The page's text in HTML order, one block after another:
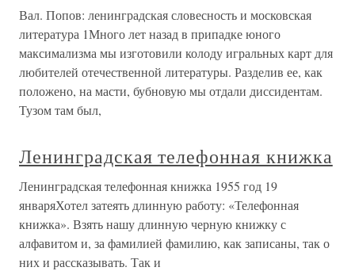
Вал. Попов: ленинградская словесность и московская
литература 1Много лет назад в припадке юного
максимализма мы изготовили колоду игральных карт для
любителей отечественной литературы. Разделив ее, как
положено, на масти, бубновую мы отдали диссидентам.
Тузом там был,
Ленинградская телефонная книжка
Ленинградская телефонная книжка 1955 год 19
январяХотел затеять длинную работу: «Телефонная
книжка». Взять нашу длинную черную книжку с
алфавитом и, за фамилией фамилию, как записаны, так о
них и рассказывать. Так и